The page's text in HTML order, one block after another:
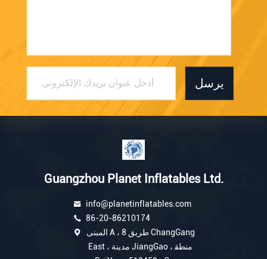
يرسل
Guangzhou Planet Inflatables Ltd.
info@planetinflatables.com
86-20-86210174
المبنى A ، 8 طريق ChangGang
East ، مدينة JiangGao ، منطق